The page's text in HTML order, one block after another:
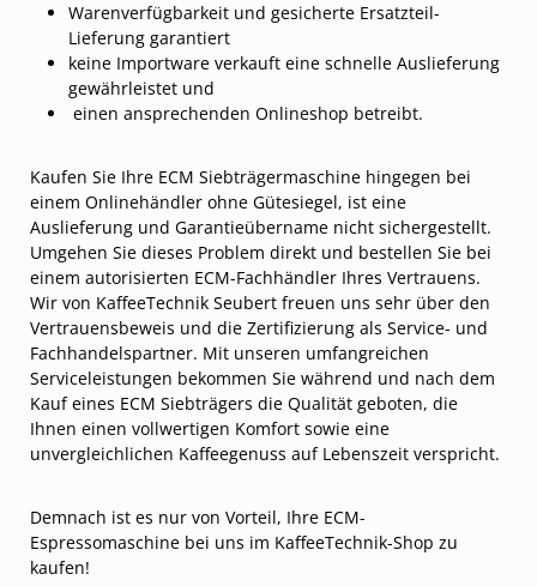
Warenverfügbarkeit und gesicherte Ersatzteil-
Lieferung garantiert
keine Importware verkauft eine schnelle Auslieferung
gewährleistet und
einen ansprechenden Onlineshop betreibt.
Kaufen Sie Ihre ECM Siebträgermaschine hingegen bei
einem Onlinehändler ohne Gütesiegel, ist eine
Auslieferung und Garantieübername nicht sichergestellt.
Umgehen Sie dieses Problem direkt und bestellen Sie bei
einem autorisierten ECM-Fachhändler Ihres Vertrauens.
Wir von KaffeeTechnik Seubert freuen uns sehr über den
Vertrauensbeweis und die Zertifizierung als Service- und
Fachhandelspartner. Mit unseren umfangreichen
Serviceleistungen bekommen Sie während und nach dem
Kauf eines ECM Siebträgers die Qualität geboten, die
Ihnen einen vollwertigen Komfort sowie eine
unvergleichlichen Kaffeegenuss auf Lebenszeit verspricht.
Demnach ist es nur von Vorteil, Ihre ECM-
Espressomaschine bei uns im KaffeeTechnik-Shop zu
kaufen!